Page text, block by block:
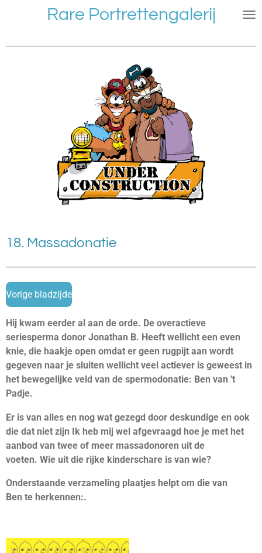
Rare Portrettengalerij
18. Massadonatie
Vorige bladzijde
Hij kwam eerder al aan de orde. De overactieve
seriesperma donor Jonathan B. Heeft wellicht een even
knie, die haakje open omdat er geen rugpijt aan wordt
gegeven naar je sluiten wellicht veel actiever is geweest in
het bewegelijke veld van de spermodonatie: Ben van 't
Padje.
Er is van alles en nog wat gezegd door deskundige en ook
die dat niet zijn Ik heb mij wel afgevraagd hoe je met het
aanbod van twee of meer massadonoren uit de
voeten. Wie uit die rijke kinderschare is van wie?
Onderstaande verzameling plaatjes helpt om die van
Ben te herkennen:.